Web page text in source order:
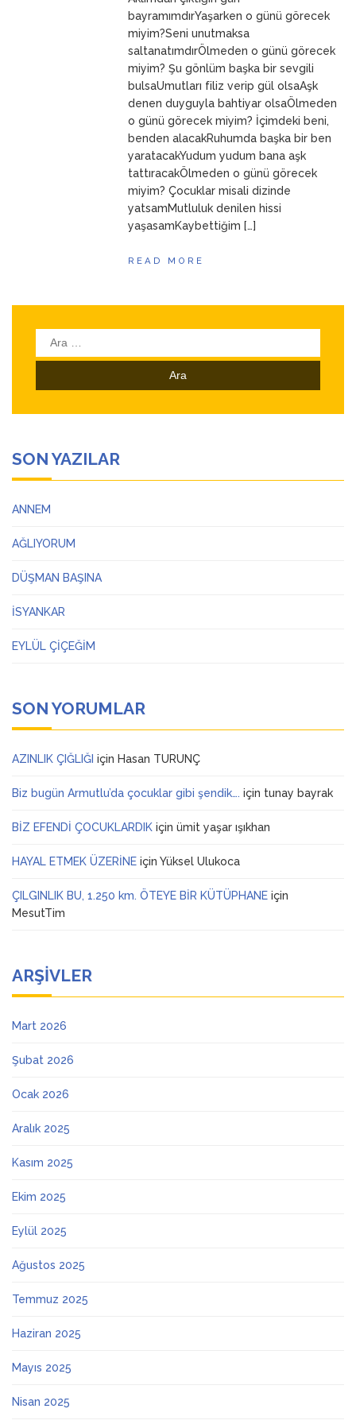
ANNEMbayramımdırYaşarken o günü görecek
miyim?Seni unutmaksa
saltanatımdırÖlmeden o günü görecek
miyim? Şu gönlüm başka bir sevgili
bulsaUmutları filiz verip gül olsaAşk
denen duyguyla bahtiyar olsaÖlmeden
o günü görecek miyim? İçimdeki beni,
benden alacakRuhumda başka bir ben
yaratacakYudum yudum bana aşk
tattıracakÖlmeden o günü görecek
miyim? Çocuklar misali dizinde
yatsamMutluluk denilen hissi
yaşasamKaybettiğim […]
READ MORE
Arama:
SON YAZILAR
ANNEM
AĞLIYORUM
DÜŞMAN BAŞINA
İSYANKAR
EYLÜL ÇİÇEĞİM
SON YORUMLAR
AZINLIK ÇIĞLIĞI için Hasan TURUNÇ
Biz bugün Armutlu’da çocuklar gibi şendik…. için tunay bayrak
BİZ EFENDİ ÇOCUKLARDIK için ümit yaşar ışıkhan
HAYAL ETMEK ÜZERİNE için Yüksel Ulukoca
ÇILGINLIK BU, 1.250 km. ÖTEYE BİR KÜTÜPHANE için
MesutTim
ARŞIVLER
Mart 2026
Şubat 2026
Ocak 2026
Aralık 2025
Kasım 2025
Ekim 2025
Eylül 2025
Ağustos 2025
Temmuz 2025
Haziran 2025
Mayıs 2025
Nisan 2025